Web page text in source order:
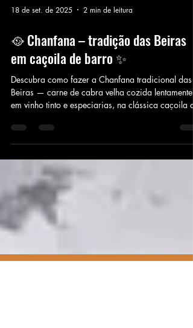
18 de set. de 2025 2 min de leitura
🥘 Chanfana – tradição das Beiras
em caçoila de barro ✨
Descubra como fazer a Chanfana tradicional das
em vinho tinto e especiarias, na clássica caçoila de
barro preto.